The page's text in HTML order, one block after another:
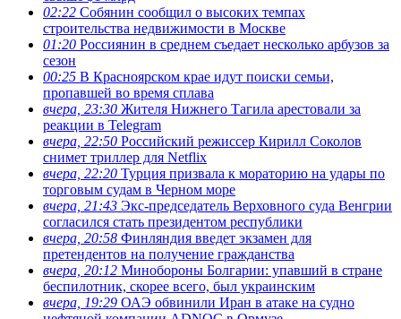
02:22 Собянин сообщил о высоких темпах
строительства недвижимости в Москве
01:20 Россиянин в среднем съедает несколько арбузов за
сезон
00:25 В Красноярском крае идут поиски семьи,
пропавшей во время сплава
вчера, 23:30 Жителя Нижнего Тагила арестовали за
реакции в Теlegram
вчера, 22:50 Российский режиссер Кирилл Соколов
снимет триллер для Netflix
вчера, 22:20 Турция призвала к мораторию на удары по
торговым судам в Черном море
вчера, 21:43 Экс-председатель Верховного суда Венгрии
согласился стать президентом республики
вчера, 20:58 Финляндия введет экзамен для
претендентов на получение гражданства
вчера, 20:12 Минобороны Болгарии: упавший в стране
беспилотник, скорее всего, был украинским
вчера, 19:29 ОАЭ обвинили Иран в атаке на судно